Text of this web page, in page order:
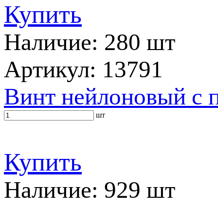
Купить
Наличие: 280 шт
Артикул: 13791
Винт нейлоновый с
шт
Купить
Наличие: 929 шт